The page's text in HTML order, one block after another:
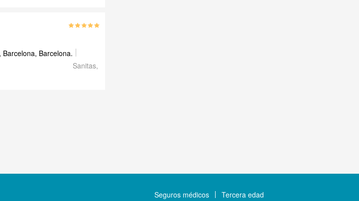
Barcelona.
Sanitas,
Seguros médicos Tercera edad